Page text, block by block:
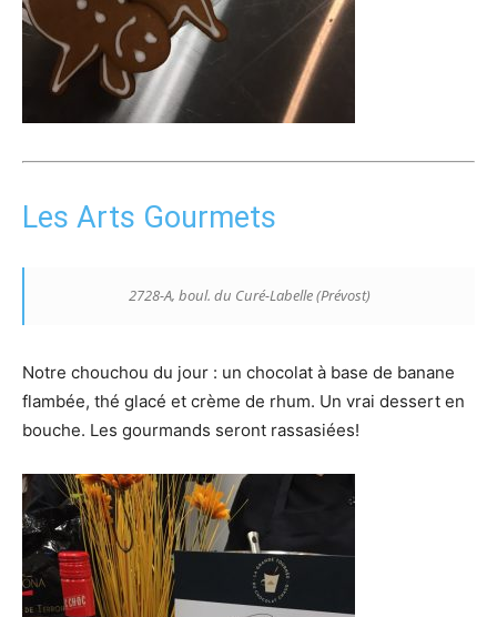
Les Arts Gourmets
2728-A, boul. du Curé-Labelle (Prévost)
Notre chouchou du jour : un chocolat à base de banane
flambée, thé glacé et crème de rhum. Un vrai dessert en
bouche. Les gourmands seront rassasiées!